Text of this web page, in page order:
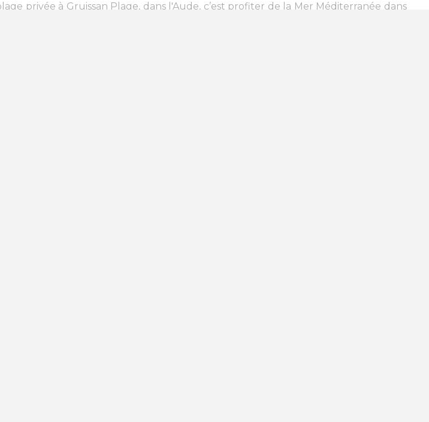
privée à Gruissan Plage, dans l'Aude, c’est profiter de la Mer Méditerranée dans